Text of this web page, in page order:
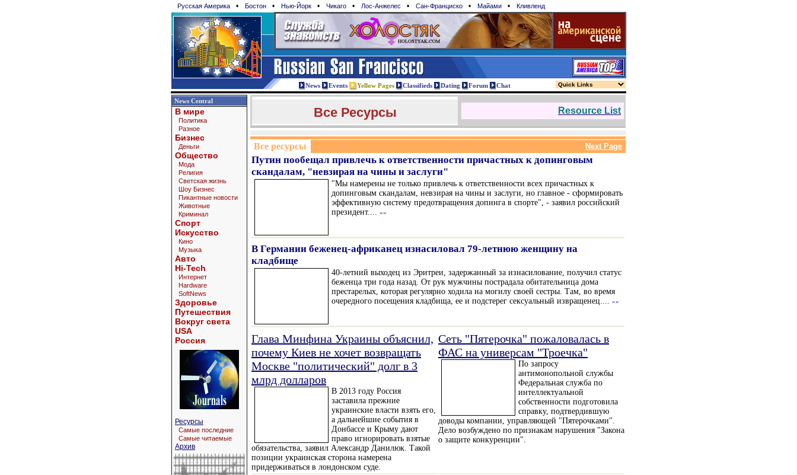
Русская Америка • Бостон • Нью-Йорк • Чикаго • Лос-Анжелес • Сан-Франциcко • Майами • Кливленд
.
News Events Yellow Pages Classifieds Dating Forum Chat
News Central
В мире
Политика
Разное
Бизнес
Деньги
Общество
Мода
Религия
Светская жизнь
Шоу Бизнес
Пикантные новости
Животные
Криминал
Спорт
Искусство
Кино
Музыка
Авто
Hi-Tech
Интернет
Hardware
SoftNews
Здоровье
Путешествия
Вокруг света
USA
Россия
Ресурсы
Самые последние
Самые читаемые
Архив
Все Ресурсы Resource List
Все ресурсы Next Page
Путин пообещал привлечь к ответственности причастных к допинговым
скандалам, "невзирая на чины и заслуги"
"Мы намерены не только привлечь к ответственности всех причастных к
допинговым скандалам, невзирая на чины и заслуги, но главное - сформировать
эффективную систему предотвращения допинга в спорте", - заявил российский
президент.... »»
В Германии беженец-африканец изнасиловал 79-летнюю женщину на
кладбище
40-летний выходец из Эритреи, задержанный за изнасилование, получил статус
беженца три года назад. От рук мужчины пострадала обитательница дома
престарелых, которая регулярно ходила на могилу своей сестры. Там, во время
очередного посещения кладбища, ее и подстерег сексуальный извращенец.... »»
Глава Минфина Украины объяснил,
почему Киев не хочет возвращать
Москве "политический" долг в 3
млрд долларов
В 2013 году Россия
заставила прежние
украинские власти взять его,
а дальнейшие события в
Донбассе и Крыму дают
право игнорировать взятые
обязательства, заявил Александр Данилюк. Такой
позиции украинская сторона намерена
придерживаться в лондонском суде.
Сеть "Пятерочка" пожаловалась в
ФАС на универсам "Троечка"
По запросу
антимонопольной службы
Федеральная служба по
интеллектуальной
собственности подготовила
справку, подтвердившую
доводы компании, управляющей "Пятерочками".
Дело возбуждено по признакам нарушения "Закона
о защите конкуренции".